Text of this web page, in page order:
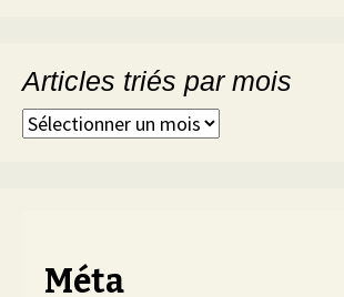
Articles triés par mois
Articles
Méta